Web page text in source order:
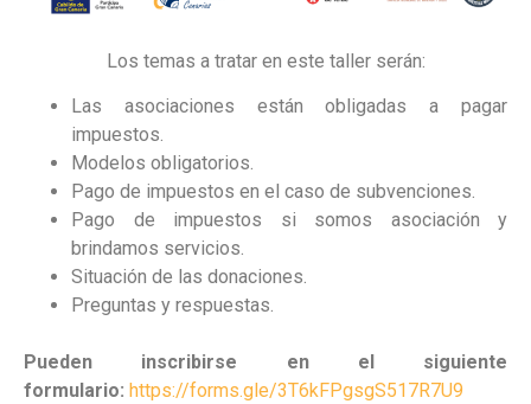
Los temas a tratar en este taller serán:
Las asociaciones están obligadas a pagar
impuestos.
Modelos obligatorios.
Pago de impuestos en el caso de subvenciones.
Pago de impuestos si somos asociación y
brindamos servicios.
Situación de las donaciones.
Preguntas y respuestas.
Pueden inscribirse en el siguiente
formulario: https://forms.gle/3T6kFPgsgS517R7U9